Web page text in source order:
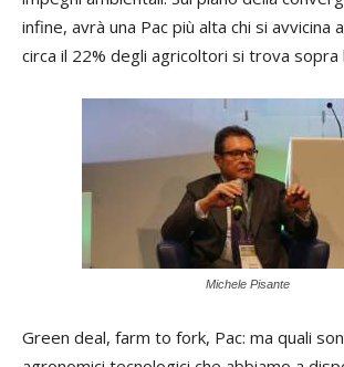
infine, avrà una Pac più alta chi si avvicina
circa il 22% degli agricoltori si trova sopra
Michele Pisante
Green deal, farm to fork, Pac: ma quali